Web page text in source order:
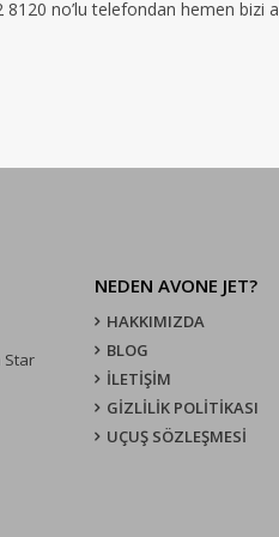
no’lu telefondan hemen bizi
Star
NEDEN AVONE JET?
HAKKIMIZDA
BLOG
İLETİŞİM
GİZLİLİK POLİTİKASI
UÇUŞ SÖZLEŞMESI